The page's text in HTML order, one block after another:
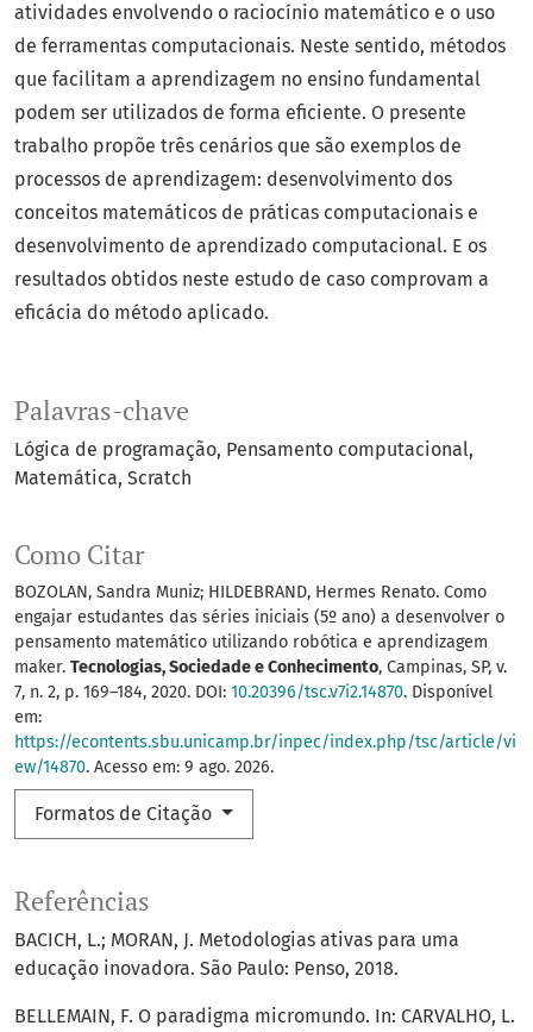
Palavras-chave
Lógica de programação Pensamento computacional
Matemática Scratch
Como Citar
BOZOLAN, Sandra Muniz; HILDEBRAND, Hermes Renato. Como
engajar estudantes das séries iniciais (5º ano) a desenvolver o
pensamento matemático utilizando robótica e aprendizagem
maker. Tecnologias, Sociedade e Conhecimento, Campinas, SP, v.
7, n. 2, p. 169–184, 2020. DOI: 10.20396/tsc.v7i2.14870. Disponível
em:
https://econtents.sbu.unicamp.br/inpec/index.php/tsc/article/vi
ew/14870. Acesso em: 9 ago. 2026.
Formatos de Citação
atividades envolvendo o raciocínio matemático e o uso
de ferramentas computacionais. Neste sentido, métodos
que facilitam a aprendizagem no ensino fundamental
podem ser utilizados de forma eficiente. O presente
trabalho propõe três cenários que são exemplos de
processos de aprendizagem: desenvolvimento dos
conceitos matemáticos de práticas computacionais e
desenvolvimento de aprendizado computacional. E os
resultados obtidos neste estudo de caso comprovam a
eficácia do método aplicado.
Referências
BACICH, L.; MORAN, J. Metodologias ativas para uma
educação inovadora. São Paulo: Penso, 2018.
BELLEMAIN, F. O paradigma micromundo. In: CARVALHO, L.